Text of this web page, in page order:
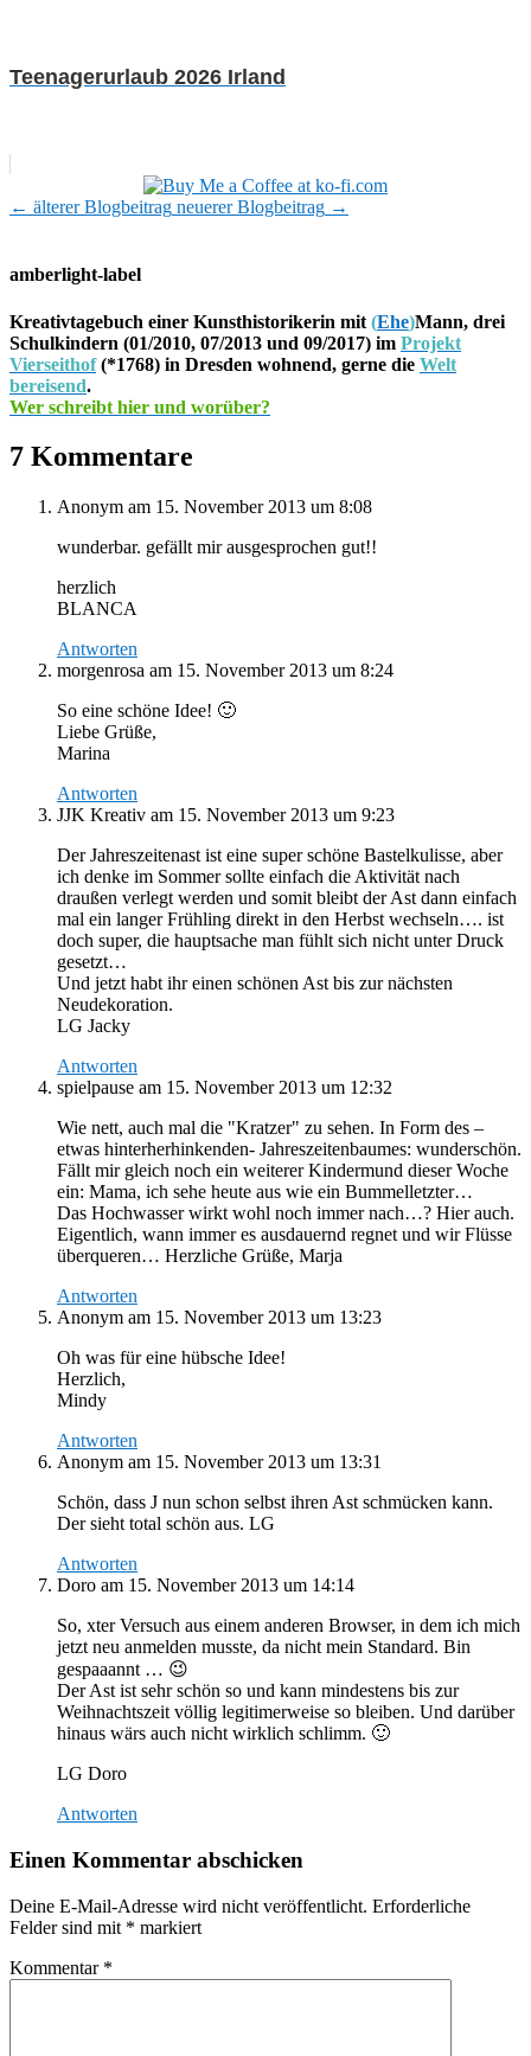
Teenagerurlaub 2026 Irland
← älterer Blogbeitrag neuerer Blogbeitrag →
amberlight-label
Kreativtagebuch einer Kunsthistorikerin mit (Ehe)Mann, drei
Schulkindern (01/2010, 07/2013 und 09/2017) im Projekt
Vierseithof(*1768) in Dresden wohnend, gerne die Welt
bereisend.
Wer schreibt hier und worüber?
7 Kommentare
Anonym am 15. November 2013 um 8:08
wunderbar. gefällt mir ausgesprochen gut!!
herzlich
BLANCA
Antworten
morgenrosa am 15. November 2013 um 8:24
So eine schöne Idee! 🙂
Liebe Grüße,
Marina
Antworten
JJK Kreativ am 15. November 2013 um 9:23
Der Jahreszeitenast ist eine super schöne Bastelkulisse, aber
ich denke im Sommer sollte einfach die Aktivität nach
draußen verlegt werden und somit bleibt der Ast dann einfach
mal ein langer Frühling direkt in den Herbst wechseln…. ist
doch super, die hauptsache man fühlt sich nicht unter Druck
gesetzt…
Und jetzt habt ihr einen schönen Ast bis zur nächsten
Neudekoration.
LG Jacky
Antworten
spielpause am 15. November 2013 um 12:32
Wie nett, auch mal die "Kratzer" zu sehen. In Form des –
etwas hinterherhinkenden- Jahreszeitenbaumes: wunderschön.
Fällt mir gleich noch ein weiterer Kindermund dieser Woche
ein: Mama, ich sehe heute aus wie ein Bummelletzter…
Das Hochwasser wirkt wohl noch immer nach…? Hier auch.
Eigentlich, wann immer es ausdauernd regnet und wir Flüsse
überqueren… Herzliche Grüße, Marja
Antworten
Anonym am 15. November 2013 um 13:23
Oh was für eine hübsche Idee!
Herzlich,
Mindy
Antworten
Anonym am 15. November 2013 um 13:31
Schön, dass J nun schon selbst ihren Ast schmücken kann.
Der sieht total schön aus. LG
Antworten
Doro am 15. November 2013 um 14:14
So, xter Versuch aus einem anderen Browser, in dem ich mich
jetzt neu anmelden musste, da nicht mein Standard. Bin
gespaaannt … 😉
Der Ast ist sehr schön so und kann mindestens bis zur
Weihnachtszeit völlig legitimerweise so bleiben. Und darüber
hinaus wärs auch nicht wirklich schlimm. 🙂
LG Doro
Antworten
Einen Kommentar abschicken
Deine E-Mail-Adresse wird nicht veröffentlicht. Erforderliche
Felder sind mit * markiert
Kommentar *